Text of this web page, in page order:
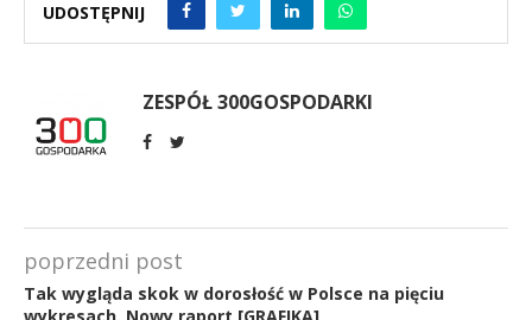
UDOSTĘPNIJ
ZESPÓŁ 300GOSPODARKI
poprzedni post
Tak wygląda skok w dorosłość w Polsce na pięciu
wykresach. Nowy raport [GRAFIKA]